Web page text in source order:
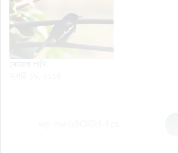
দোয়েল পাখি